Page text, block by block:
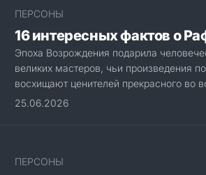
ПЕРСОНЫ
16 интересных фактов о
Эпоха Возрождения подарила
великих мастеров, чьи произведения
восхищают ценителей прекрасного во
25.06.2026
ПЕРСОНЫ